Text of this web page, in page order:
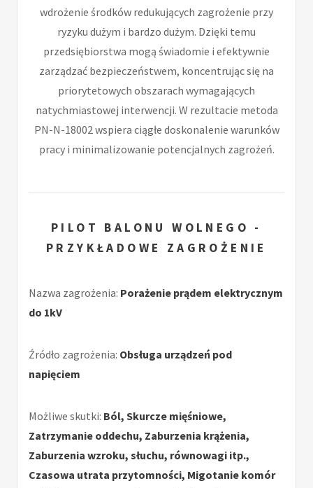
wdrożenie środków redukujących zagrożenie przy
ryzyku dużym i bardzo dużym. Dzięki temu
przedsiębiorstwa mogą świadomie i efektywnie
zarządzać bezpieczeństwem, koncentrując się na
priorytetowych obszarach wymagających
natychmiastowej interwencji. W rezultacie metoda
PN-N-18002 wspiera ciągłe doskonalenie warunków
pracy i minimalizowanie potencjalnych zagrożeń.
PILOT BALONU WOLNEGO -
PRZYKŁADOWE ZAGROŻENIE
Nazwa zagrożenia: Porażenie prądem elektrycznym
do 1kV
Źródło zagrożenia: Obsługa urządzeń pod
napięciem
Możliwe skutki: Ból, Skurcze mięśniowe,
Zatrzymanie oddechu, Zaburzenia krążenia,
Zaburzenia wzroku, słuchu, równowagi itp.,
Czasowa utrata przytomności, Migotanie komór